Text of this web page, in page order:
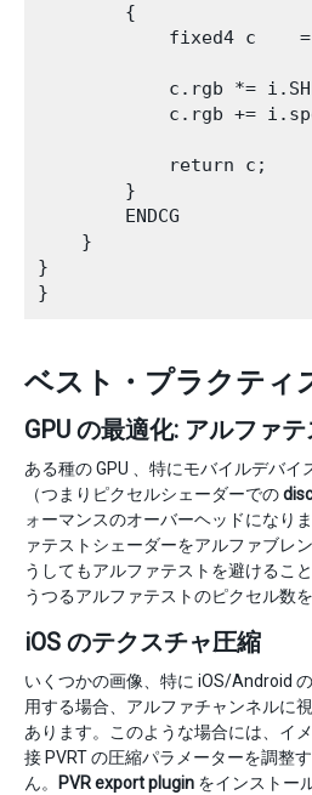
        {
fixed4 c
c.rgb *=
c.rgb +=
            return c;
        }
        ENDCG
    }
}
ベスト・プラクティ
GPU の最適化: アルファテ
ある種の GPU 、特にモバイルデバイ
（つまりピクセルシェーダーでの
ォーマンスのオーバーヘッドになり
ァテストシェーダーをアルファブレ
うしてもアルファテストを避けるこ
うつるアルファテストのピクセル数
iOS のテクスチャ圧縮
いくつかの画像、特に iOS/Android
用する場合、アルファチャンネルに
あります。このような場合には、イ
接 PVRT の圧縮パラメーターを調整
ん。
PVR export plugin をインストー